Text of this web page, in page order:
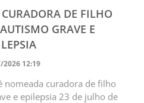
DE FILHO
GRAVE E
2026 12:19
nomeada curadora de filho
e epilepsia 23 de julho de